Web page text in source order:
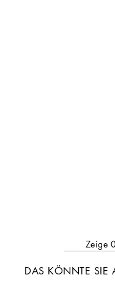
Zeige 0
DAS KÖNNTE SIE